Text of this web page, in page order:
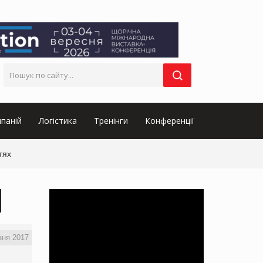
Логістика Тренінги Конференції
2017